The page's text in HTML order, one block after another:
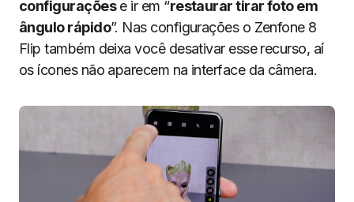
configuraçõese ir em “restaurar tirar foto em
ângulo rápido”. Nas configurações o Zenfone 8
Flip também deixa você desativar esse recurso, aí
os ícones não aparecem na interface da câmera.